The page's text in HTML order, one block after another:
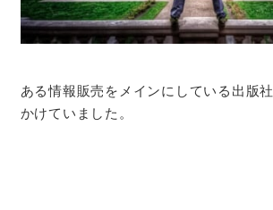
ある情報販売をメインにしている出版社
かけていました。